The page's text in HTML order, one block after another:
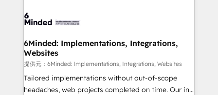
tailored to your GTM motion. 🔹 Migrations: Move
downtime. 🔹 RevOps Strategy: Align teams,
processes, and data to drive revenue efficiency. 🔹
Integrations: Connect HubSpot with your tech stack
for better adoption. 🔹 Custom Solutions: Build
tailored apps, workflows, and configurations. We are
6Minded: Implementations, Integrations,
Websites
提供元：6Minded: Implementations, Integrations, Websites
Tailored implementations without out-of-scope
headaches, web projects completed on time. Our in-